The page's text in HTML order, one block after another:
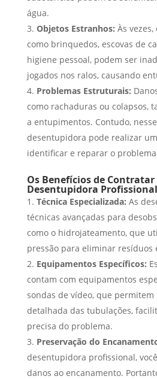
água.
Objetos Estranhos: Às
como brinquedos, escovas de
higiene pessoal, podem ser
jogados nos ralos, causando
Problemas Estruturais:
como rachaduras ou colapsos,
a entupimentos. Contudo,
desentupidora pode realizar
identificar e reparar o
Os Benefícios de
Desentupidora
Técnica Especializada: As
técnicas avançadas para
como o hidrojateamento, que
pressão para eliminar resíduos
Equipamentos Específicos:
contam com equipamentos
sondas de vídeo, que permitem
detalhada das tubulações,
precisa do problema.
Preservação do
desentupidora profissional,
danos ao encanamento.